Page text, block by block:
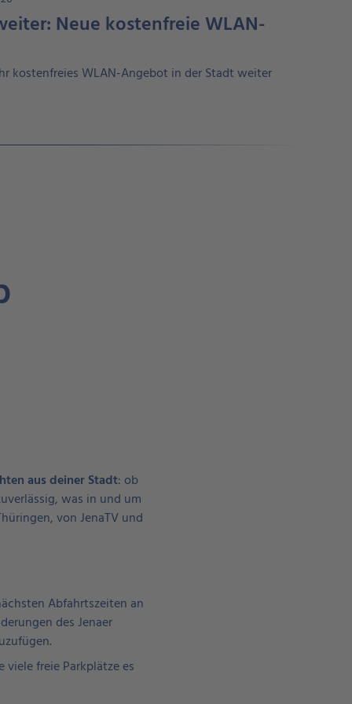
Neue kostenfreie WLAN-
kostenfreies WLAN-Angebot in der Stadt weiter
aus deiner Stadt: ob
was in und um
von JenaTV und
Abfahrtszeiten an
des Jenaer
freie Parkplätze es